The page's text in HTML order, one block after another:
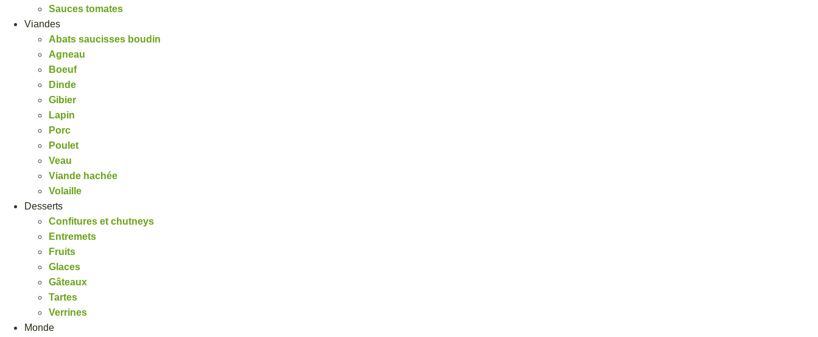
Sauces tomates
Viandes
Abats saucisses boudin
Agneau
Boeuf
Dinde
Gibier
Lapin
Porc
Poulet
Veau
Viande hachée
Volaille
Desserts
Confitures et chutneys
Entremets
Fruits
Glaces
Gâteaux
Tartes
Verrines
Monde